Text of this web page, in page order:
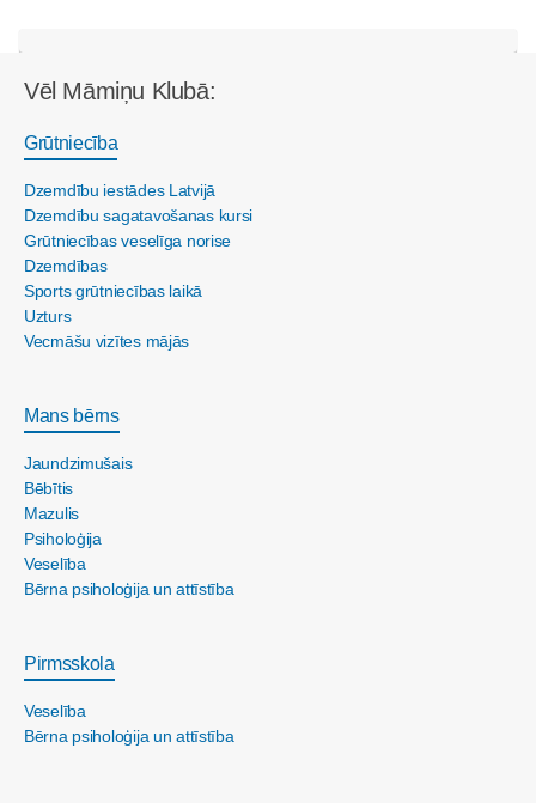
Vēl Māmiņu Klubā:
Grūtniecība
Dzemdību iestādes Latvijā
Dzemdību sagatavošanas kursi
Grūtniecības veselīga norise
Dzemdības
Sports grūtniecības laikā
Uzturs
Vecmāšu vizītes mājās
Mans bērns
Jaundzimušais
Bēbītis
Mazulis
Psiholoģija
Veselība
Bērna psiholoģija un attīstība
Pirmsskola
Veselība
Bērna psiholoģija un attīstība